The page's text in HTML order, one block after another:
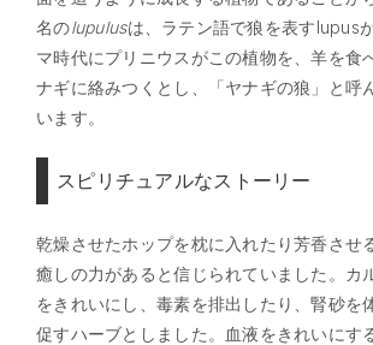
名のlupulusは、ラテン語で狼を表すlupus
マ時代にプリニウスがこの植物を、羊を食
ナギに絡みつくとし、「ヤナギの狼」と呼
います。
スピリチュアルなストーリー
乾燥させたホップを枕に入れたり芳香させ
癒しの力があると信じられていました。カ
をきれいにし、毒素を排出したり、腎砂を
促すハーブとしました。血液をきれいにす